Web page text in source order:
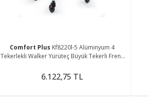
Comfort Plus Kf8220l-5 Alüminyum 4
Tekerlekli Walker Yürüteç Büyük Tekerli Frenli
6.122,75 TL